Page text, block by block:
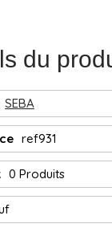
du
SEBA
ref931
0 Produits